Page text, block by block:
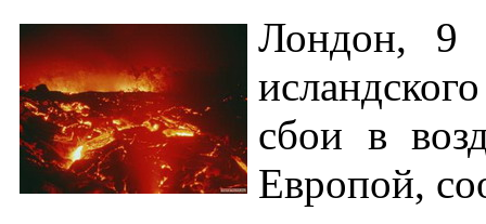
Лондон, 9
сбои в
Европой,